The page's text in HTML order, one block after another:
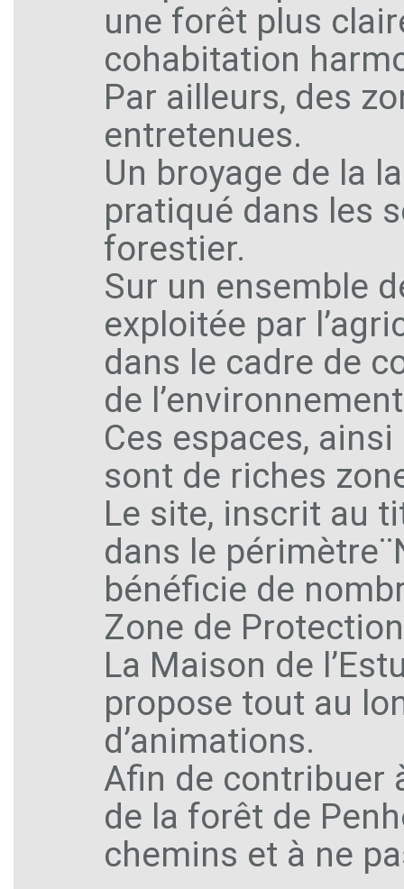
une forêt plus
cohabitation
Par ailleurs, des
entretenues.
Un broyage de la
pratiqué dans les
forestier.
Sur un ensemble
exploitée par
dans le cadre de
de
Ces espaces,
sont de riches
Le site, inscrit au
dans le
bénéficie de
Zone de
La Maison de
propose tout au
d’animations.
Afin de contribuer
de la forêt de
chemins et à ne